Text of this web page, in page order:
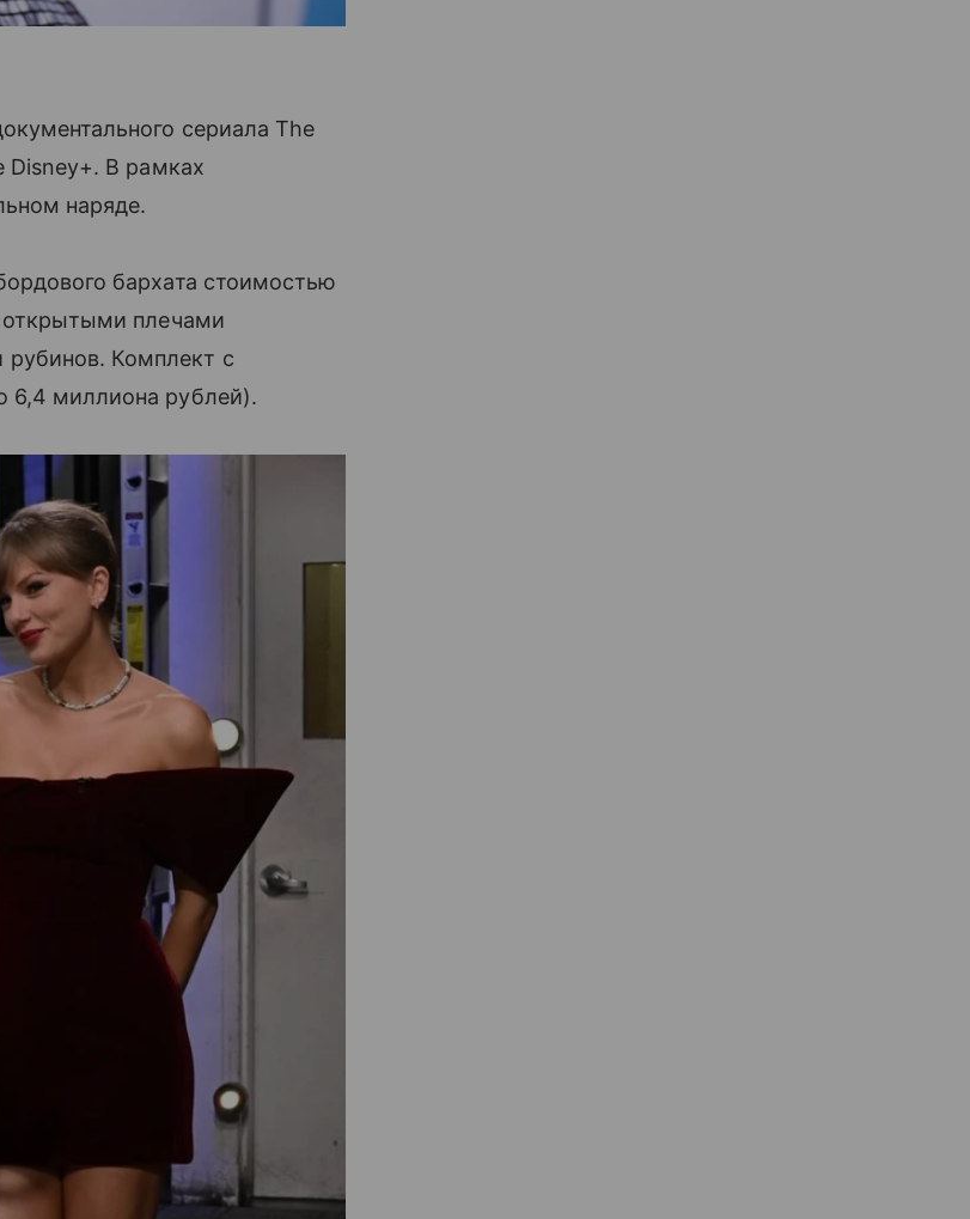
сериала The
Disney+. В рамках
наряде.
бархата стоимостью
открытыми плечами
Комплект с
6,4 миллиона рублей).